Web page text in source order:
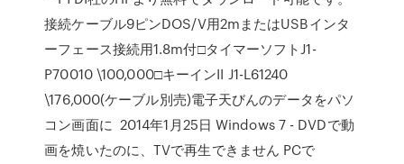
接続ケーブル9ピンDOS/V用2mまたはUSBインタ
ーフェース接続用1.8m付□タイマーソフトJ1-
P70010 \100,000□キーインII J1-L61240
\176,000(ケーブル別売)電子天びんのデータをパソ
コン画面に 2014年1月25日 Windows 7 - DVDで動
画を焼いたのに、TVで再生できません PCで